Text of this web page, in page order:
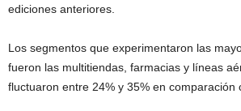
ediciones anteriores.
Los segmentos que experimentaron las
fueron las multitiendas, farmacias y líneas
fluctuaron entre 24% y 35% en comparación